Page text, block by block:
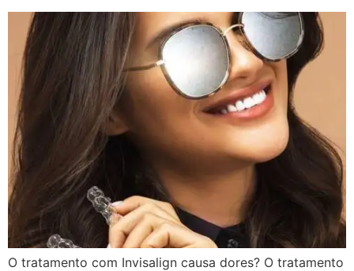
O tratamento com Invisalign causa dores? O tratamento